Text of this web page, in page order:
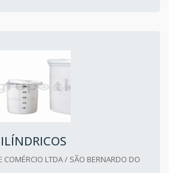
COMÉRCIO LTDA / SÃO BERNARDO DO